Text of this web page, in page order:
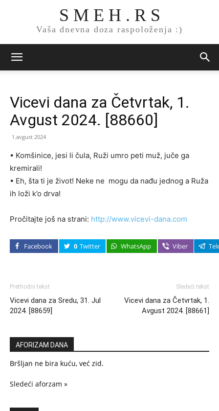
S M E H . R S
Vaša dnevna doza raspoloženja :)
Vicevi dana za Četvrtak, 1.
Avgust 2024. [88660]
1.avgust 2024
• Komšinice, jesi li čula, Ruži umro peti muž, juče ga
kremirali!
• Eh, šta ti je život! Neke ne mogu da nađu jednog a Ruža
ih loži k’o drva!
Pročitajte još na strani: http://www.vicevi-dana.com
Facebook 0 Twitter WhatsApp Viber
Prethodni tekst
Vicevi dana za Sredu, 31. Jul
2024. [88659]
Sledeći tekst
Vicevi dana za Četvrtak, 1.
Avgust 2024. [88661]
AFORIZAM DANA
Bršljan ne bira kuću, već zid.
Sledeći aforzam »